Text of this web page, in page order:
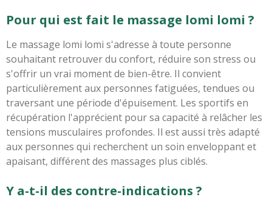
Pour qui est fait le massage lomi lomi ?
Le massage lomi lomi s'adresse à toute personne
souhaitant retrouver du confort, réduire son stress ou
s'offrir un vrai moment de bien-être. Il convient
particulièrement aux personnes fatiguées, tendues ou
traversant une période d'épuisement. Les sportifs en
récupération l'apprécient pour sa capacité à relâcher les
tensions musculaires profondes. Il est aussi très adapté
aux personnes qui recherchent un soin enveloppant et
apaisant, différent des massages plus ciblés.
Y a-t-il des contre-indications ?